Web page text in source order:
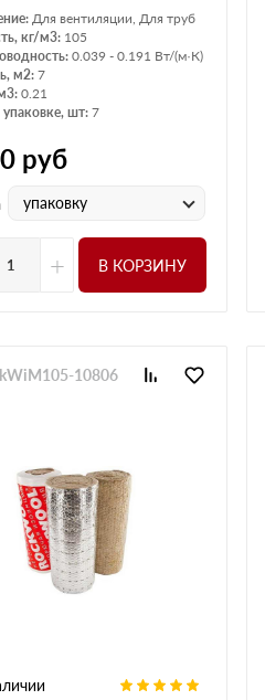
Для вентиляции, Для труб
кг/м3: 105
0.039 - 0.191 Вт/(м·К)
м2: 7
0.21
шт: 7
руб
упаковку
+ В КОРЗИНУ
10806